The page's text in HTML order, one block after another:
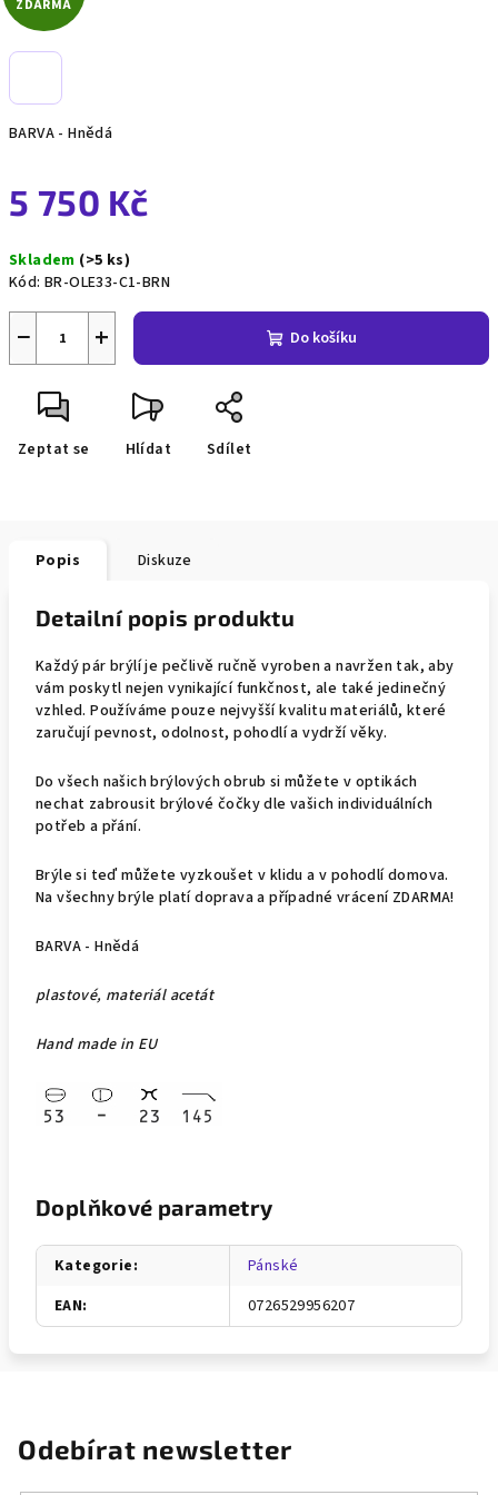
BARVA - Hnědá
5 750 Kč
cena:
Skladem (>5 ks)
Kód: BR-OLE33-C1-BRN
+
− Do košíku
Zeptat se Hlídat Sdílet
D
R
A
ZDARMA
Popis Diskuze
Detailní popis produktu
Každý pár brýlí je pečlivě ručně vyroben a navržen tak, aby
vám poskytl nejen vynikající funkčnost, ale také jedinečný
vzhled.Používáme pouze nejvyšší kvalitu materiálů, které
zaručují pevnost, odolnost, pohodlí a vydrží věky.
Do všech našich brýlových obrub si můžete v optikách
nechat zabrousit brýlové čočky dle vašich individuálních
potřeb a přání.
Brýle si teď můžete vyzkoušet v klidu a v pohodlí domova.
Na všechny brýle platí doprava a případné vrácení ZDARMA!
BARVA - Hnědá
plastové, materiál acetát
Hand made in EU
Doplňkové parametry
Kategorie:
Pánské
EAN: 0726529956207
Odebírat newsletter